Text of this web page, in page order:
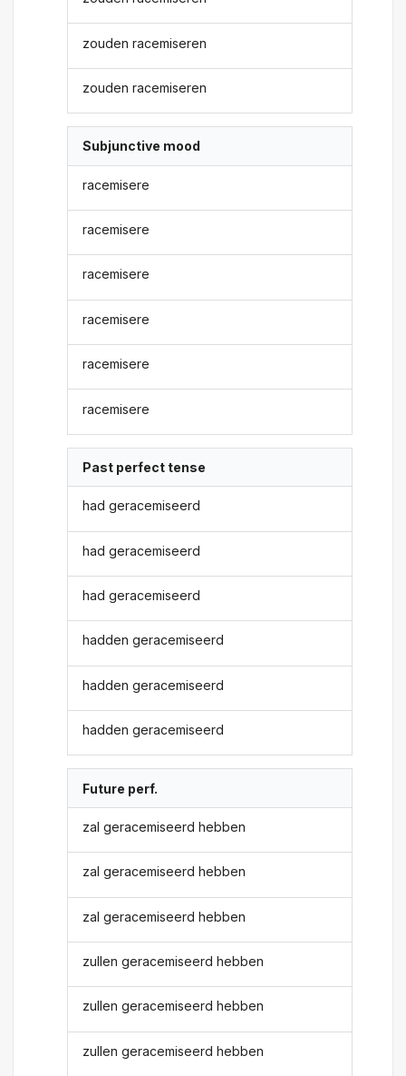
zouden racemiseren
zouden racemiseren
Subjunctive mood
racemisere
racemisere
racemisere
racemisere
racemisere
racemisere
Past perfect tense
had geracemiseerd
had geracemiseerd
had geracemiseerd
hadden geracemiseerd
hadden geracemiseerd
hadden geracemiseerd
Future perf.
zal geracemiseerd hebben
zal geracemiseerd hebben
zal geracemiseerd hebben
zullen geracemiseerd hebben
zullen geracemiseerd hebben
zullen geracemiseerd hebben